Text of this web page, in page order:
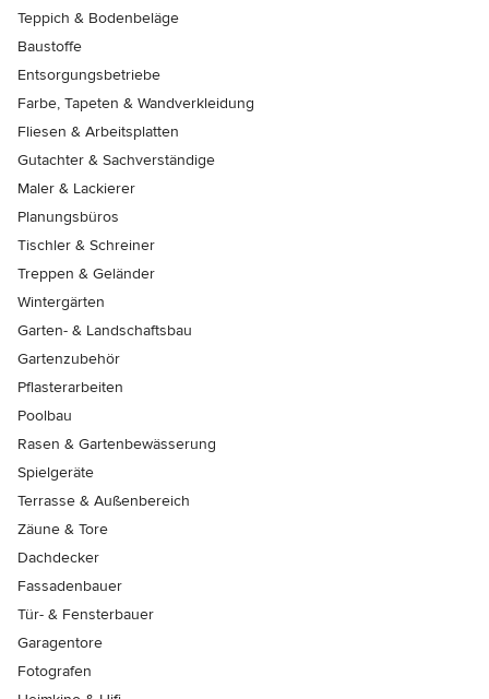
Teppich & Bodenbeläge
Baustoffe
Entsorgungsbetriebe
Farbe, Tapeten & Wandverkleidung
Fliesen & Arbeitsplatten
Gutachter & Sachverständige
Maler & Lackierer
Planungsbüros
Tischler & Schreiner
Treppen & Geländer
Wintergärten
Garten- & Landschaftsbau
Gartenzubehör
Pflasterarbeiten
Poolbau
Rasen & Gartenbewässerung
Spielgeräte
Terrasse & Außenbereich
Zäune & Tore
Dachdecker
Fassadenbauer
Tür- & Fensterbauer
Garagentore
Fotografen